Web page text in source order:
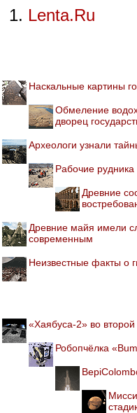
Lenta.Ru
Наскальные картины
Обмеление
дворец
Археологи узнали
Рабочие
Древние
Древние майя имели
современным
Неизвестные факты о
«Хаябуса-2» во
Робопчёлка